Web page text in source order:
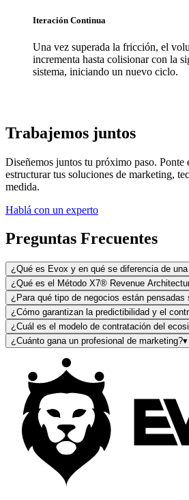
Iteración Continua
Una vez superada la fricción, el
incrementa hasta colisionar con la
sistema, iniciando un nuevo ciclo.
Trabajemos juntos
Diseñemos juntos tu próximo paso. Ponte
estructurar tus soluciones de marketing,
medida.
Hablá con un experto
Preguntas Frecuentes
¿Qué es Evox y en qué se diferencia de
¿Qué es el Método X7® Revenue
¿Para qué tipo de negocios están pensadas
¿Cómo garantizan la predictibilidad y el
¿Cuál es el modelo de contratación del
¿Cuánto gana un profesional de marketing?▾